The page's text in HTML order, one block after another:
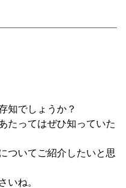
知でしょうか？
たってはぜひ知っていた
ついてご紹介したいと思
いね。